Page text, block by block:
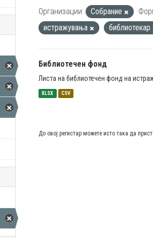
Организации: Собрание
истражувања
библиотекар
Библиотечен фонд
Листа на библиотечен фонд на
XLSX CSV
До овој регистар можете исто така да